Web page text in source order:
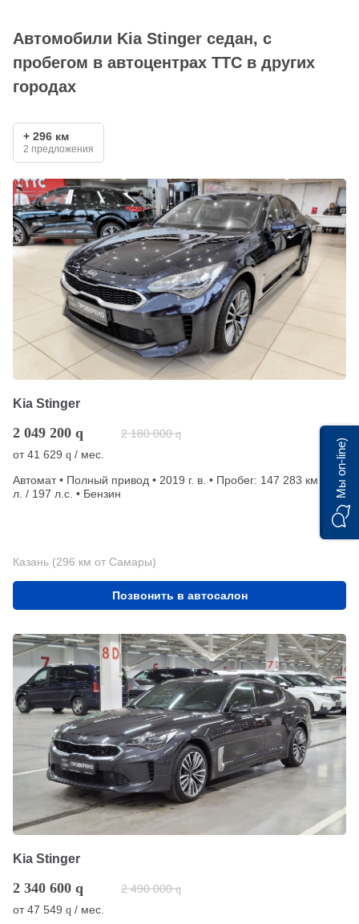
Автомобили Kia Stinger седан, с
пробегом в автоцентрах ТТС в других
городах
+ 296 км
2 предложения
Kia Stinger
2 049 200 q 2 180 000 q
от41 629 q / мес.
Автомат • Полный привод • 2019 г. в. • Пробег: 147 283 км • 2
л. / 197 л.с. • Бензин
Казань (296 км от Самары)
Позвонить в автосалон
Kia Stinger
2 340 600 q 2 490 000 q
от47 549 q / мес.
Мы on-line)